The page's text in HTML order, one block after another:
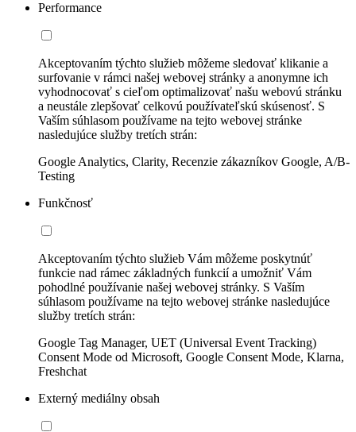
Performance
Akceptovaním týchto služieb môžeme sledovať klikanie a
surfovanie v rámci našej webovej stránky a anonymne ich
vyhodnocovať s cieľom optimalizovať našu webovú stránku
a neustále zlepšovať celkovú používateľskú skúsenosť. S
Vaším súhlasom používame na tejto webovej stránke
nasledujúce služby tretích strán:
Google Analytics, Clarity, Recenzie zákazníkov Google, A/B-
Testing
Funkčnosť
Akceptovaním týchto služieb Vám môžeme poskytnúť
funkcie nad rámec základných funkcií a umožniť Vám
pohodlné používanie našej webovej stránky. S Vaším
súhlasom používame na tejto webovej stránke nasledujúce
služby tretích strán:
Google Tag Manager, UET (Universal Event Tracking)
Consent Mode od Microsoft, Google Consent Mode, Klarna,
Freshchat
Externý mediálny obsah